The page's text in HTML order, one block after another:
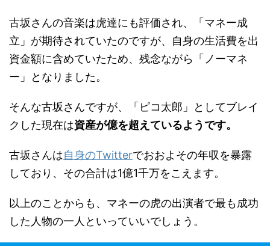
古坂さんの音楽は虎達にも評価され、「マネー成
立」が期待されていたのですが、自身の生活費を出
資金額に含めていたため、残念ながら「ノーマネ
ー」となりました。
そんな古坂さんですが、「ピコ太郎」としてブレイ
クした現在は資産が億を超えているようです。
古坂さんは自身のTwitterでおおよその年収を暴露
しており、その合計は1億1千万をこえます。
以上のことからも、マネーの虎の出演者で最も成功
した人物の一人といっていいでしょう。